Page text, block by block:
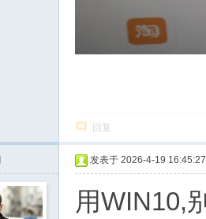
回复
发表于 2026-4-19 16:45:27
用WIN10,